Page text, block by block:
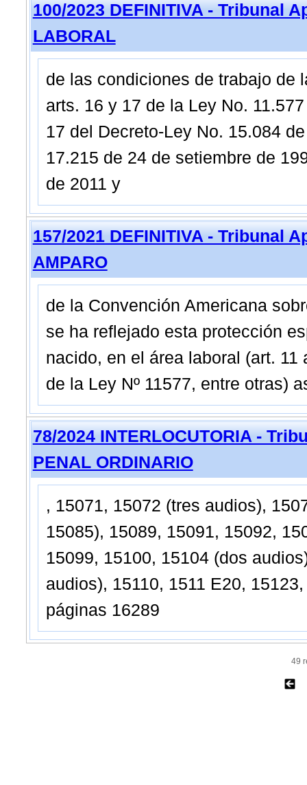
100/2023 DEFINITIVA - Tribunal
LABORAL
de las condiciones de trabajo de
arts. 16 y 17 de la Ley No.
17 del Decreto-Ley No. 15.084
17.215 de 24 de setiembre de
de 2011 y
157/2021 DEFINITIVA - Tribunal
AMPARO
de la Convención Americana
se ha reflejado esta protección
nacido, en el área laboral (art. 11
de la Ley Nº 11577, entre otras)
78/2024 INTERLOCUTORIA -
PENAL ORDINARIO
, 15071, 15072 (tres audios),
15085), 15089, 15091, 15092,
15099, 15100, 15104 (dos
audios), 15110, 1511 E20,
páginas 16289
49